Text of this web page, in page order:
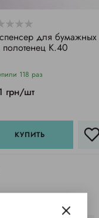
для бумажных
полотенец К.40
118 раз
грн/шт
КУПИТЬ